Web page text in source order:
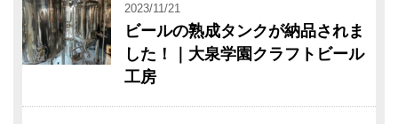
2023/11/21
ビールの熟成タンクが納品されま
した！｜大泉学園クラフトビール
工房